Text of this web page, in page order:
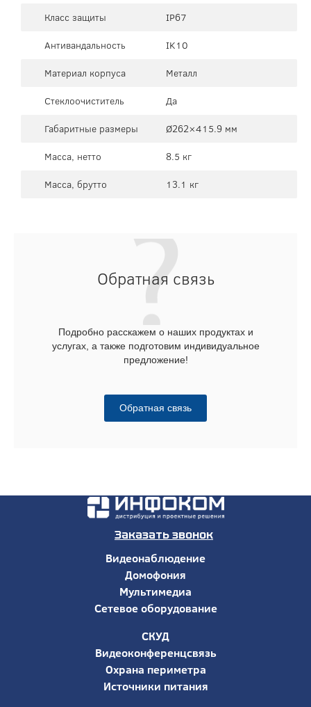
Класс защиты
IP67
Антивандальность
IK10
Материал корпуса
Металл
Стеклоочиститель
Да
Габаритные размеры
Ø262×415.9 мм
Масса, нетто
8.5 кг
Масса, брутто
13.1 кг
Обратная связь
Подробно расскажем о наших продуктах и
услугах, а также подготовим индивидуальное
предложение!
Обратная связь
Заказать звонок
Видеонаблюдение
Домофония
Мультимедиа
Сетевое оборудование
СКУД
Видеоконференцсвязь
Охрана периметра
Источники питания